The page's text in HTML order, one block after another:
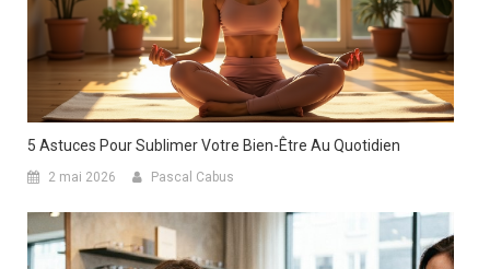
5 Astuces Pour Sublimer Votre Bien-Être Au Quotidien
2 mai 2026 Pascal Cabus